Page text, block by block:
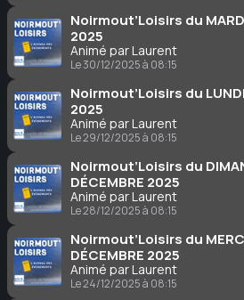
Noirmout’Loisirs du
2025
Animé par Laurent
Le 30/12/2025 à 08:15
Noirmout’Loisirs du
2025
Animé par Laurent
Le 29/12/2025 à 08:15
Noirmout’Loisirs du
DÉCEMBRE 2025
Animé par Laurent
Le 28/12/2025 à 08:15
Noirmout’Loisirs du
DÉCEMBRE 2025
Animé par Laurent
Le 24/12/2025 à 08:15